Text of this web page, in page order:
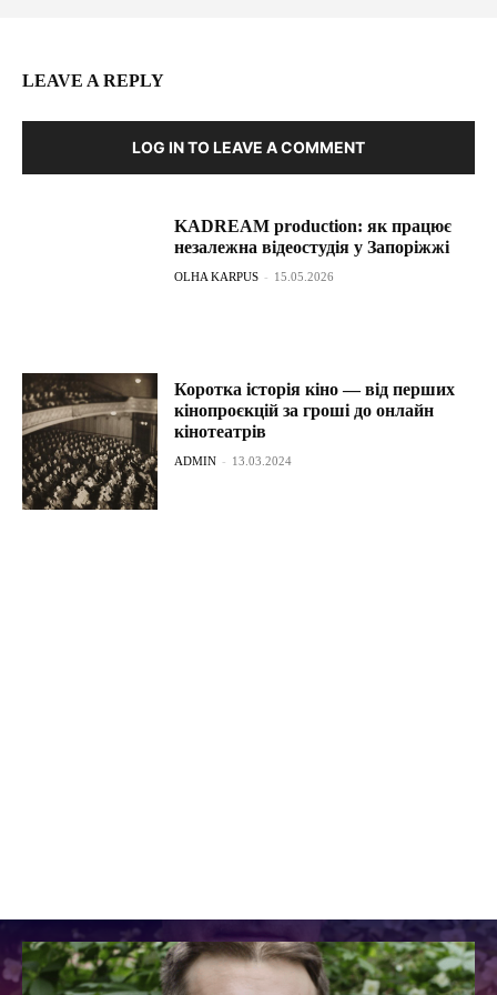
LEAVE A REPLY
LOG IN TO LEAVE A COMMENT
KADREAM production: як працює
незалежна відеостудія у Запоріжжі
OLHA KARPUS - 15.05.2026
Коротка історія кіно — від перших
кінопроєкцій за гроші до онлайн
кінотеатрів
ADMIN - 13.03.2024